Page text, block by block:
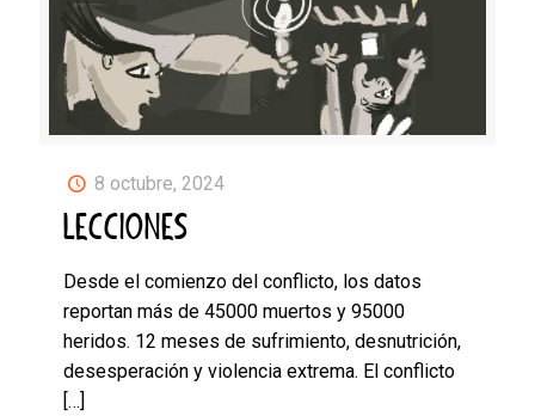
8 octubre, 2024
LECCIONES
Desde el comienzo del conflicto, los datos
reportan más de 45000 muertos y 95000
heridos. 12 meses de sufrimiento, desnutrición,
desesperación y violencia extrema. El conflicto
[…]